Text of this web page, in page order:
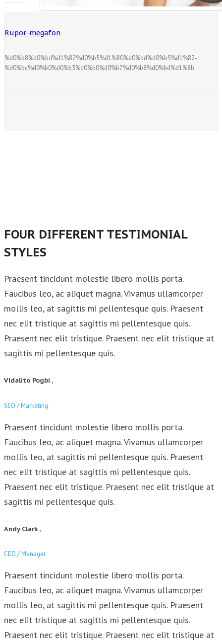
Rupor-megafon
%d0%b8%d0%bd%d1%82%d0%b5%d1%80%d0%bd%d0%b5%d1%82-
%d0%bc%d0%b0%d0%b3%d0%b0%d0%b7%d0%b8%d0%bd%d1%8b
FOUR DIFFERENT TESTIMONIAL
STYLES
Praesent tincidunt molestie libero mollis porta.
Faucibus leo, ac aliquet magna. Vivamus ullamcorper
mollis leo, at sagittis mi pellentesque quis. Praesent
nec elit tristique at sagittis mi pellentesque quis.
Praesent nec elit tristique. Praesent nec elit tristique at
sagittis mi pellentesque quis.
Vidalito Pogbi ,
SEO / Marketing
Praesent tincidunt molestie libero mollis porta.
Faucibus leo, ac aliquet magna. Vivamus ullamcorper
mollis leo, at sagittis mi pellentesque quis. Praesent
nec elit tristique at sagittis mi pellentesque quis.
Praesent nec elit tristique. Praesent nec elit tristique at
sagittis mi pellentesque quis.
Andy Clark ,
CEO / Manager
Praesent tincidunt molestie libero mollis porta.
Faucibus leo, ac aliquet magna. Vivamus ullamcorper
mollis leo, at sagittis mi pellentesque quis. Praesent
nec elit tristique at sagittis mi pellentesque quis.
Praesent nec elit tristique. Praesent nec elit tristique at